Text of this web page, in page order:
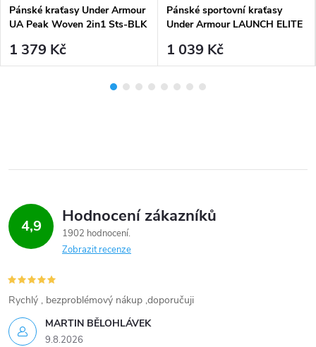
Pánské kraťasy Under Armour
UA Peak Woven 2in1 Sts-BLK
1 379 Kč
Pánské sportovní kraťasy
Under Armour LAUNCH ELITE
1 039 Kč
4,9 Hodnocení zákazníků
1902 hodnocení
Zobrazit recenze
MARTIN BĚLOHLÁVEK
9.8.2026
Rychlý , bezproblémový nákup ,doporučuji